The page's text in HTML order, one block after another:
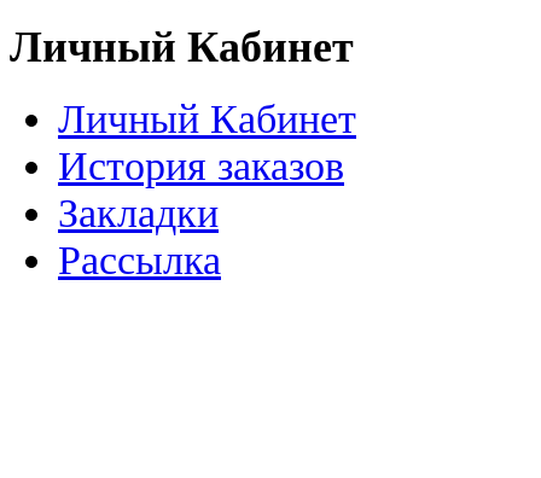
Личный Кабинет
Личный Кабинет
История заказов
Закладки
Рассылка